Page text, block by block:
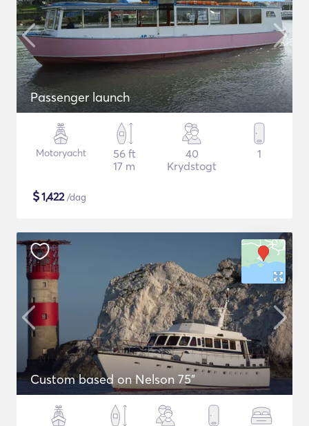
Passenger launch
Motoryacht
56 ft
17 m
40
Krydstogt
1
$1,422/dag
Custom based on Nelson 75"